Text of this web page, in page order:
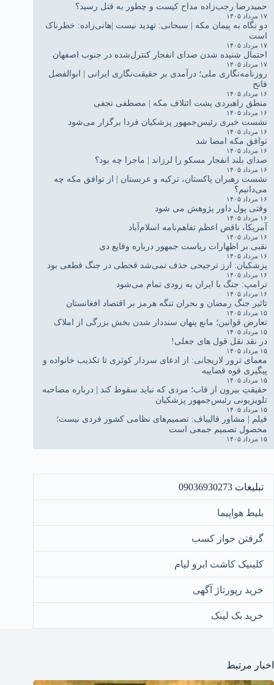
حمیدرضا رجب‌زاده مداح کیست و چطور به قتل رسید؟
۱۷ مرداد ۱۴۰۵
دو نگاه به پیمان مکه | سبحانی: تهدید نیست |هانی‌زاده: خطرناک
است
۱۷ مرداد ۱۴۰۵
احتمال شنیده شدن صدای انفجار کنترل‌شده در جنوب اصفهان
۱۷ مرداد ۱۴۰۵
روزنامه‌نگاری ملی؛ درآمدی بر حقیقت‌نگاری ایرانی | ابوالفضل
فاتح
۱۶ مرداد ۱۴۰۵
منطق راهبردی پشت ائتلاف مکه | مصطفی نجفی
۱۶ مرداد ۱۴۰۵
نشست خبری رئیس‌جمهور پزشکیان فردا برگزار می‌شود
۱۶ مرداد ۱۴۰۵
توافق مکه امضا شد
۱۶ مرداد ۱۴۰۵
صدای بلند انفجار مسکو را لرزاند | ماجرا چه بود؟
۱۶ مرداد ۱۴۰۵
نشست رهبران پاکستان، ترکیه و عربستان | از توافق مکه چه
می‌دانیم؟
۱۶ مرداد ۱۴۰۵
وقتی پول داور پژوهش می شود
۱۶ مرداد ۱۴۰۵
آمریکا، ناقض اعظم تفاهم‌نامه اسلام‌آباد
۱۶ مرداد ۱۴۰۵
نقبی بر اظهارات ریاست جمهور درباره وقایع دی
۱۶ مرداد ۱۴۰۵
پزشکیان: ارز ترجیحی حذف نمی‌شد قحطی در جنگ قطعی بود
۱۶ مرداد ۱۴۰۵
ترامپ: جنگ با ایران به زودی تمام می‌شود
۱۶ مرداد ۱۴۰۵
تاثیر جنگ رمضان و بحران تنگه هرمز بر اقتصاد افغانستان
۱۵ مرداد ۱۴۰۵
تعارض قوانین؛ مانع پنهان سنددار شدن بخش بزرگی از املاک
۱۵ مرداد ۱۴۰۵
در نقد نقل قول های جعلی!
۱۵ مرداد ۱۴۰۵
معمای ترور لاریجانی: از ادعای سردار کوثری تا تکذیب خانواده و
پیگیری قوه قضاییه
۱۵ مرداد ۱۴۰۵
حقیقتِ بیرون از قاب؛ مردی که نباید سقوط کند | درباره مصاحبه
تلویزیونی رئیس‌جمهور پزشکیان
۱۵ مرداد ۱۴۰۵
فیلم | مشاور قالیباف: تصمیم‌های نظامی کشور فردی نیست؛
محصول تصمیم جمعی است
۱۵ مرداد ۱۴۰۵
تبلیغات 09036930273
بلیط هواپیما
گرفتن جواز کسب
کلینیک کاشت ابرو لیام
خرید رپورتاژ آگهی
خرید بک لینک
اخبار مرتبط